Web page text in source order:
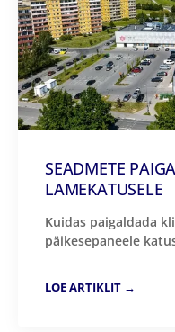
SEADMETE
LAMEKATUSELE
Kuidas paigaldada
päikesepaneele
LOE ARTIKLIT →